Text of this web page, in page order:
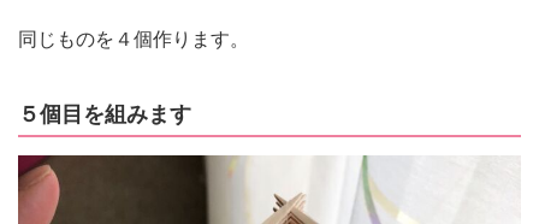
同じものを４個作ります。
５個目を組みます